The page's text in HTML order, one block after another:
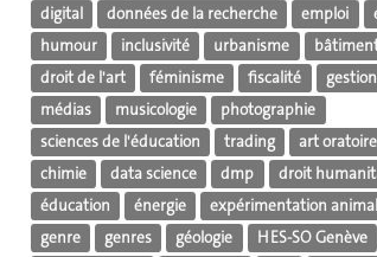
digital
données de la recherche emploi
humour
inclusivité urbanisme
droit de l'art
féminisme fiscalité gestion
médias
musicologie
photographie
sciences de l'éducation
trading art oratoire
chimie
data science dmp
droit
éducation
énergie
expérimentation
genre
genres géologie
HES-SO Genève